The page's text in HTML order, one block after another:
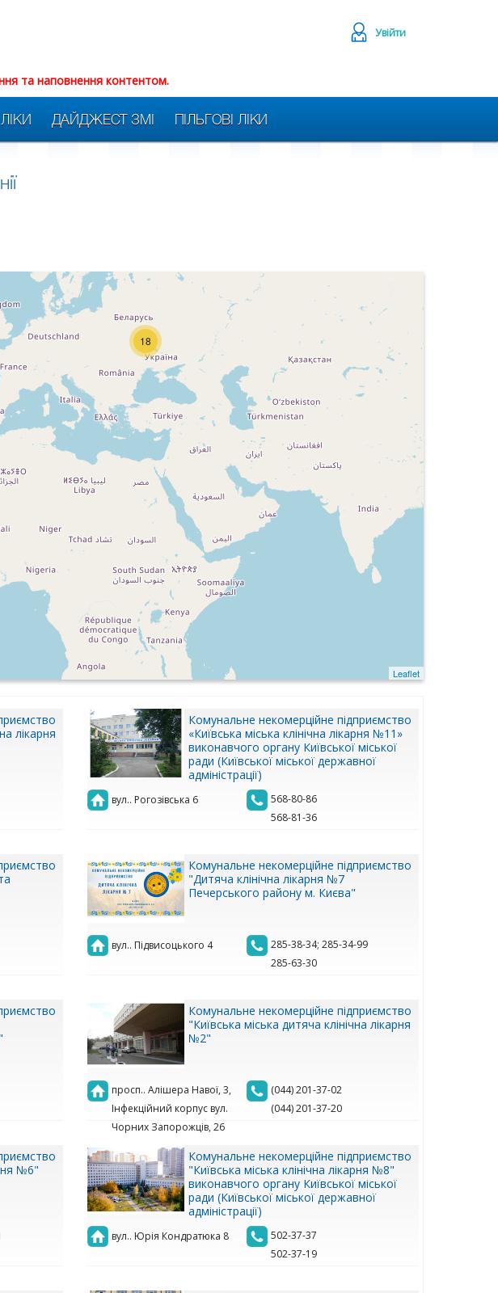
Увійти
та наповнення контентом.
ЛІКИ ДАЙДЖЕСТ ЗМІ ПІЛЬГОВІ ЛІКИ
18
Leaflet
лікарня
Комунальне некомерційне підприємство
«Київська міська клінічна лікарня №11»
виконавчого органу Київської міської
ради (Київської міської державної
адміністрації)
вул.. Рогозівська 6
568-80-86
568-81-36
Комунальне некомерційне підприємство
"Дитяча клінічна лікарня №7
Печерського району м. Києва"
вул.. Підвисоцького 4
285-38-34; 285-34-99
285-63-30
Комунальне некомерційне підприємство
"Київська міська дитяча клінічна лікарня
№2"
просп.. Алішера Навої, 3,
Інфекційний корпус вул.
Чорних Запорожців, 26
(044) 201-37-02
(044) 201-37-20
№6"
Комунальне некомерційне підприємство
"Київська міська клінічна лікарня №8"
виконавчого органу Київської міської
ради (Київської міської державної
адміністрації)
вул.. Юрія Кондратюка 8
502-37-37
502-37-19